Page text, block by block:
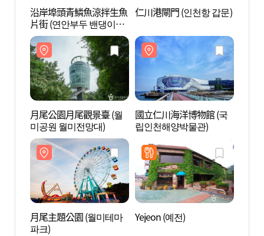
沿岸埠頭青鱗魚涼拌生魚
片街 (연안부두 밴댕이회
무침거리)
仁川港閘門 (인천항 갑문)
月尾公園月尾觀景臺 (월
미공원 월미전망대)
國立仁川海洋博物館 (국
립인천해양박물관)
月尾主題公園 (월미테마
파크)
Yejeon (예전)